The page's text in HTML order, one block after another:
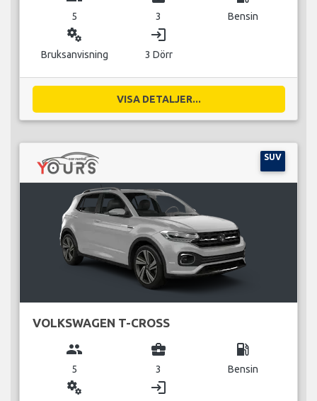
5 3 Bensin
miscellaneous_services
Bruksanvisning
login
3 Dörr
VISA DETALJER...
SUV
VOLKSWAGEN T-CROSS
group
5
business_center
3
local_gas_station
Bensin
miscellaneous_services login